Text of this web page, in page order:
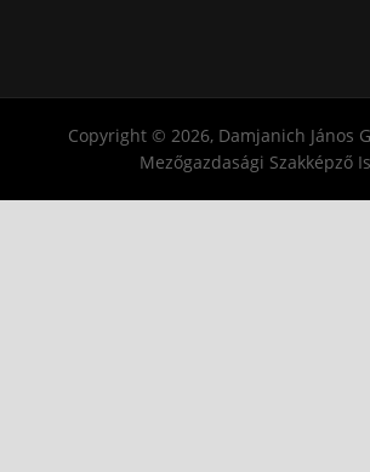
Copyright © 2026, Damjanich János
Mezőgazdasági Szakképző